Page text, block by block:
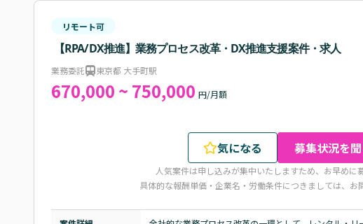
リモート可
【RPA/DX推進】業務プロセス改革・DX推進支援案件・求人
業務委託 東京都 大手町駅
670,000 ~ 750,000 円/月額
気になる 募集状況を聞
人気案件は申し込みが集中いたしますため、お早めに
具体的な報酬単価・企業名・労働条件につきましては、お